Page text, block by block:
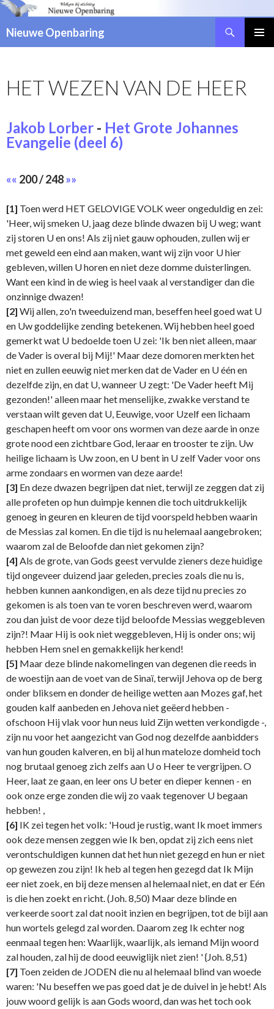
Nieuwe Openbaring
SPRINGEN
HET WEZEN VAN DE HEER
Jakob Lorber - Het Grote Johannes
Evangelie (deel 6)
«« 200 / 248»»
[1] Toen werd HET GELOVIGE VOLK weer ongeduldig en zei:
'Heer, wij smeken U, jaag deze blinde dwazen bij U weg; want
zij storen U en ons! Als zij niet gauw ophouden, zullen wij er
met geweld een eind aan maken, want wij zijn voor U hier
gebleven, willen U horen en niet deze domme duisterlingen.
Want een kind in de wieg is heel vaak al verstandiger dan die
onzinnige dwazen!
[2] Wij allen, zo'n tweeduizend man, beseffen heel goed wat U
en Uw goddelijke zending betekenen. Wij hebben heel goed
gemerkt wat U bedoelde toen U zei: 'Ik ben niet alleen, maar
de Vader is overal bij Mij!' Maar deze domoren merkten het
niet en zullen eeuwig niet merken dat de Vader en U één en
dezelfde zijn, en dat U, wanneer U zegt: 'De Vader heeft Mij
gezonden!' alleen maar het menselijke, zwakke verstand te
verstaan wilt geven dat U, Eeuwige, voor Uzelf een lichaam
geschapen heeft om voor ons wormen van deze aarde in onze
grote nood een zichtbare God, leraar en trooster te zijn. Uw
heilige lichaam is Uw zoon, en U bent in U zelf Vader voor ons
arme zondaars en wormen van deze aarde!
[3] En deze dwazen begrijpen dat niet, terwijl ze zeggen dat zij
alle profeten op hun duimpje kennen die toch uitdrukkelijk
genoeg in geuren en kleuren de tijd voorspeld hebben waarin
de Messias zal komen. En die tijd is nu helemaal aangebroken;
waarom zal de Beloofde dan niet gekomen zijn?
[4] Als de grote, van Gods geest vervulde zieners deze huidige
tijd ongeveer duizend jaar geleden, precies zoals die nu is,
hebben kunnen aankondigen, en als deze tijd nu precies zo
gekomen is als toen van te voren beschreven werd, waarom
zou dan juist de voor deze tijd beloofde Messias weggebleven
zijn?! Maar Hij is ook niet weggebleven, Hij is onder ons; wij
hebben Hem snel en gemakkelijk herkend!
[5] Maar deze blinde nakomelingen van degenen die reeds in
de woestijn aan de voet van de Sinaï, terwijl Jehova op de berg
onder bliksem en donder de heilige wetten aan Mozes gaf, het
gouden kalf aanbeden en Jehova niet geëerd hebben -
ofschoon Hij vlak voor hun neus luid Zijn wetten verkondigde -,
zijn nu voor het aangezicht van God nog dezelfde aanbidders
van hun gouden kalveren, en bij al hun mateloze domheid toch
nog brutaal genoeg zich zelfs aan U o Heer te vergrijpen. O
Heer, laat ze gaan, en leer ons U beter en dieper kennen - en
ook onze erge zonden die wij zo vaak tegenover U begaan
hebben! ,
[6] IK zei tegen het volk: 'Houd je rustig, want Ik moet immers
ook deze mensen zeggen wie Ik ben, opdat zij zich eens niet
verontschuldigen kunnen dat het hun niet gezegd en hun er niet
op gewezen zou zijn! Ik heb al tegen hen gezegd dat Ik Mijn
eer niet zoek, en bij deze mensen al helemaal niet, en dat er Eén
is die hen zoekt en richt. (Joh. 8,50) Maar deze blinde en
verkeerde soort zal dat nooit inzien en begrijpen, tot de bijl aan
hun wortels gelegd zal worden. Daarom zeg Ik echter nog
eenmaal tegen hen: Waarlijk, waarlijk, als iemand Mijn woord
zal houden, zal hij de dood eeuwiglijk niet zien! ' {Joh. 8,51)
[7] Toen zeiden de JODEN die nu al helemaal blind van woede
waren: 'Nu beseffen we pas goed dat je de duivel in je hebt! Als
jouw woord gelijk is aan Gods woord, dan was het toch ook